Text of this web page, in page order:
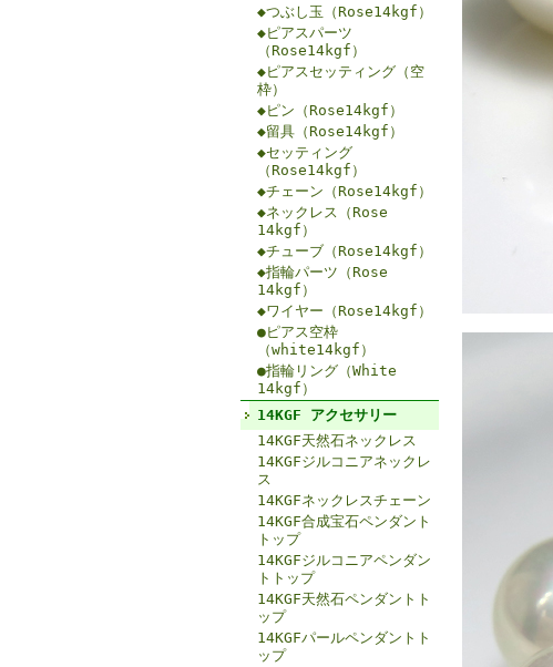
◆つぶし玉（Rose14kgf）
◆ピアスパーツ
（Rose14kgf）
◆ピアスセッティング（空
枠）
◆ピン（Rose14kgf）
◆留具（Rose14kgf）
◆セッティング
（Rose14kgf）
◆チェーン（Rose14kgf）
◆ネックレス（Rose
14kgf）
◆チューブ（Rose14kgf）
◆指輪パーツ（Rose
14kgf）
◆ワイヤー（Rose14kgf）
●ピアス空枠
（white14kgf）
●指輪リング（White
14kgf）
14KGF アクセサリー
14KGF天然石ネックレス
14KGFジルコニアネックレ
ス
14KGFネックレスチェーン
14KGF合成宝石ペンダント
トップ
14KGFジルコニアペンダン
トトップ
14KGF天然石ペンダントト
ップ
14KGFパールペンダントト
ップ